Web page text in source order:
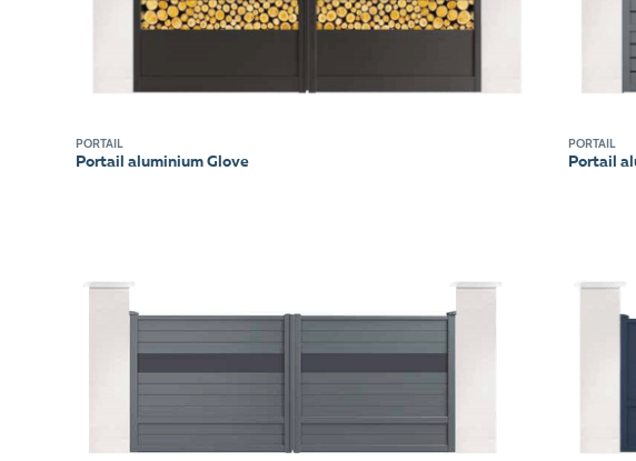
PORTAIL
Portail aluminium Glove
PORTAIL
Portail